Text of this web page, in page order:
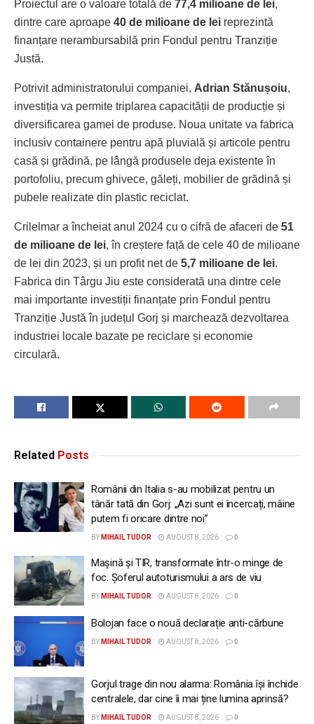
Proiectul are o valoare totală de 77,4 milioane de lei,
dintre care aproape 40 de milioane de lei reprezintă
finanțare nerambursabilă prin Fondul pentru Tranziție
Justă.
Potrivit administratorului companiei, Adrian Stănușoiu,
investiția va permite triplarea capacității de producție și
diversificarea gamei de produse. Noua unitate va fabrica
inclusiv containere pentru apă pluvială și articole pentru
casă și grădină, pe lângă produsele deja existente în
portofoliu, precum ghivece, găleți, mobilier de grădină și
pubele realizate din plastic reciclat.
Crilelmar a încheiat anul 2024 cu o cifră de afaceri de 51
de milioane de lei, în creștere față de cele 40 de milioane
de lei din 2023, și un profit net de 5,7 milioane de lei.
Fabrica din Târgu Jiu este considerată una dintre cele
mai importante investiții finanțate prin Fondul pentru
Tranziție Justă în județul Gorj și marchează dezvoltarea
industriei locale bazate pe reciclare și economie
circulară.
Related Posts
Românii din Italia s-au mobilizat pentru un
tânăr tată din Gorj: „Azi sunt ei încercați, mâine
putem fi oricare dintre noi”
BY MIHAIL TUDOR AUGUST 8, 2026 0
Mașină și TIR, transformate într-o minge de
foc. Șoferul autoturismului a ars de viu
BY MIHAIL TUDOR AUGUST 8, 2026 0
Bolojan face o nouă declarație anti-cărbune
BY MIHAIL TUDOR AUGUST 8, 2026 0
Gorjul trage din nou alarma: România își închide
centralele, dar cine îi mai ține lumina aprinsă?
BY MIHAIL TUDOR AUGUST 8, 2026 0